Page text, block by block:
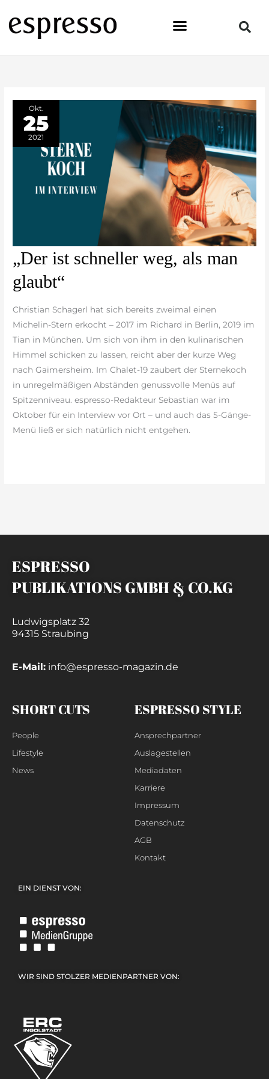
Inhalt
springen
Okt.
25
2021
„Der ist schneller weg, als man
glaubt“
Christian Schagerl hat sich bereits zweimal einen
Michelin-Stern erkocht – 2017 im Richard in Berlin, 2019 im
Tian in München. Um sich von ihm in den kulinarischen
Himmel schicken zu lassen, reicht aber der kurze Weg
nach Gaimersheim. Im Chalet-19 zaubert der Sternekoch
in unregelmäßigen Abständen genussvolle Menüs auf
Spitzenniveau. espresso-Redakteur Sebastian war im
Oktober für ein Interview vor Ort – und auch das 5-Gänge-
Menü ließ er sich natürlich nicht entgehen.
„Der
ist
schneller
als
man
glaubt“
ESPRESSO
PUBLIKATIONS GMBH & CO.KG
Ludwigsplatz 32
94315 Straubing
E-Mail: info@espresso-magazin.de
SHORT CUTS
People
Lifestyle
News
ESPRESSO STYLE
Ansprechpartner
Auslagestellen
Mediadaten
Karriere
Impressum
Datenschutz
AGB
Kontakt
EIN DIENST VON:
WIR SIND STOLZER MEDIENPARTNER VON: